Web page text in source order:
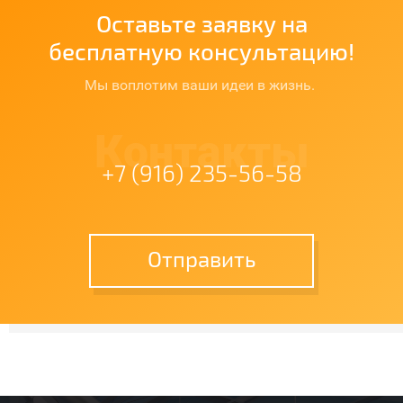
Оставьте заявку на
бесплатную консультацию!
Мы воплотим ваши идеи в жизнь.
Контакты
+7 (916) 235-56-58
Отправить